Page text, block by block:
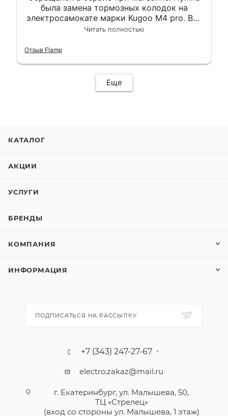
была замена тормозных колодок на
электросамокате марки Kugoo M4 pro. Всё
сделали в лучшем виде и в максимально
гарантии, поэтому и обратился в этот
Читать полностью
Отзыв Flamp
Еще
КАТАЛОГ
АКЦИИ
УСЛУГИ
БРЕНДЫ
КОМПАНИЯ
ИНФОРМАЦИЯ
ПОДПИСАТЬСЯ НА РАССЫЛКУ
+7 (343) 247-27-67
electro.zakaz@mail.ru
г. Екатеринбург, ул. Малышева, 50,
ТЦ «Стрелец»
(вход со стороны ул. Малышева, 1 этаж)